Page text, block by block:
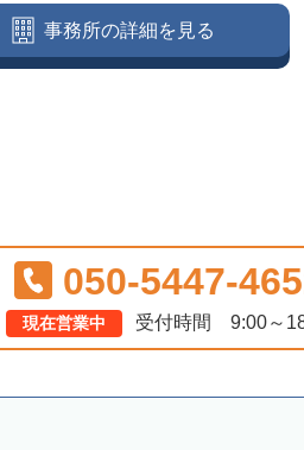
事務所の詳細を見る
050-5447-
現在営業中 受付時間 9:00～